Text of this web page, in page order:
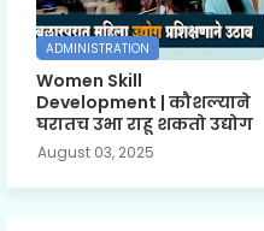
ADMINISTRATION
Women Skill
Development | कौशल्याने
घरातच उभा राहू शकतो उद्योग
August 03, 2025